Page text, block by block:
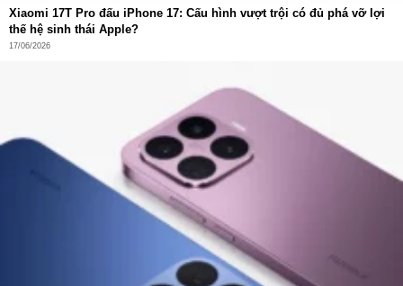
Xiaomi 17T Pro đấu iPhone 17: Cấu hình vượt trội có đủ phá vỡ lợi
thế hệ sinh thái Apple?
17/06/2026